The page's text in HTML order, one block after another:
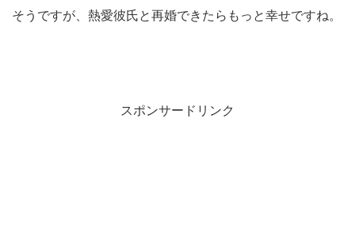
そうですが、熱愛彼氏と再婚できたらもっと幸せですね。
スポンサードリンク